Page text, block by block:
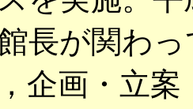
長が関わ
企画・立